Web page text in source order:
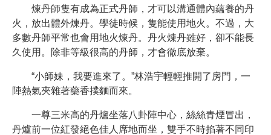
煉丹師隻有成為正式丹師，才可以溝通體內蘊養的丹
火，放出體外煉丹。學徒時候，隻能使用地火。不過，大
多數丹師平常也會用地火煉丹。丹火煉丹雖好，卻不能長
久使用。除非等級很高的丹師，才會徹底放棄。
“小師妹，我要進來了。”林浩宇輕輕推開了房門，一
陣熱氣夾雜著藥香撲麵而來。
一尊三米高的丹爐坐落八卦陣中心，絲絲青煙冒出，
丹爐前一位紅發絕色佳人席地而坐，雙手不時掐著不同印